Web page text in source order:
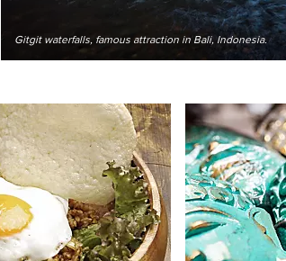
Gitgit waterfalls, famous attraction in Bali, Indonesia.